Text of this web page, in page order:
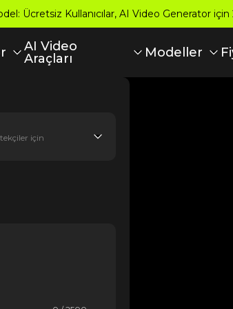
Ücretsiz Kullanıcılar, AI Video Generator
AI Video
Araçları
Modeller
için